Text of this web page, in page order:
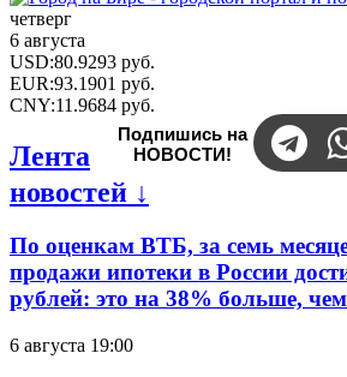
четверг
6 августа
USD:80.9293 руб.
EUR:93.1901 руб.
CNY:11.9684 руб.
Подпишись на
НОВОСТИ!
Лента
новостей ↓
По оценкам ВТБ, за семь
продажи ипотеки в России
рублей: это на 38% больше,
6 августа 19:00